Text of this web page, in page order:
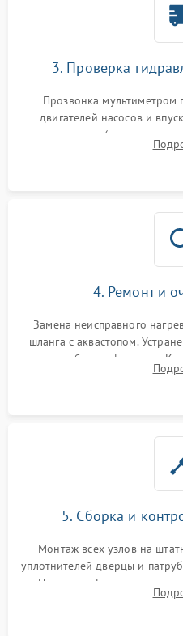
3. Проверка
Прозвонка мультиметром
двигателей насосов и
прессостата (датчика
концевика дверцы и
4. Ремонт и
Замена неисправного
шланга с аквастопом.
патрубках и фильтрах.
управления,
5. Сборка и
Монтаж всех узлов на
уплотнителей дверцы и
Надежная фиксация
сборка корпуса и